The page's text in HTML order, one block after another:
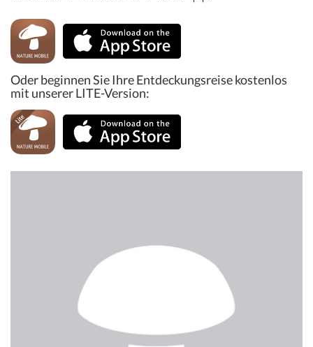
Oder beginnen Sie Ihre Entdeckungsreise kostenlos
mit unserer LITE-Version: